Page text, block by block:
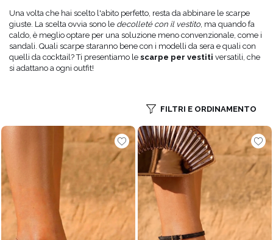
Una volta che hai scelto l'abito perfetto, resta da abbinare le scarpe
giuste. La scelta ovvia sono le decolleté con il vestito, ma quando fa
caldo, è meglio optare per una soluzione meno convenzionale, come i
sandali. Quali scarpe staranno bene con i modelli da sera e quali con
quelli da cocktail? Ti presentiamo le scarpe per vestiti versatili, che
si adattano a ogni outfit!
FILTRI E ORDINAMENTO